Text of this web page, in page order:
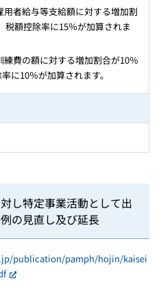
者給与等支給額に対する増加割
額控除率に15％が加算されま
費の額に対する増加割合が10％
に10％が加算されます。
し特定事業活動として出
の見直し及び延長
publication/pamph/hojin/kaisei